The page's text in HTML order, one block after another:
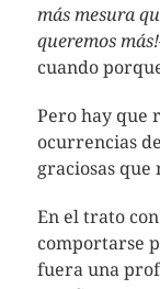
más mesura
queremos más!
cuando
Pero hay que
ocurrencias
graciosas
En el trato
comportarse
fuera una